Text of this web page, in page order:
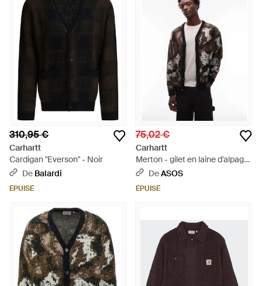
310,95 €
Carhartt
Cardigan "Everson" - Noir
De Balardi
ÉPUISÉ
75,02 €
Carhartt
Merton - gilet en laine d'alpaga
mélangée avec imprimé
abstrait et losanges sur
l'ensemble - Noir
DeASOS
ÉPUISÉ